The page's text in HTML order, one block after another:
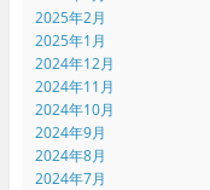
2025年2月
2025年1月
2024年12月
2024年11月
2024年10月
2024年9月
2024年8月
2024年7月